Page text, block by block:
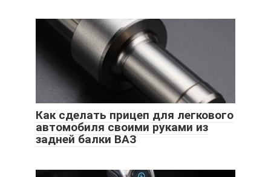
Как сделать прицеп для легкового
автомобиля своими руками из
задней балки ВАЗ